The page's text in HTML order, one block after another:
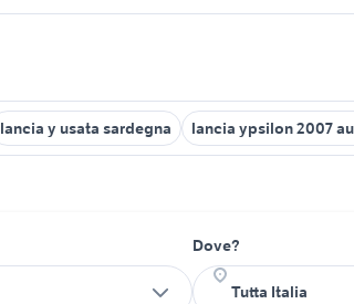
lancia y usata sardegna lancia ypsilon 2007
Dove?